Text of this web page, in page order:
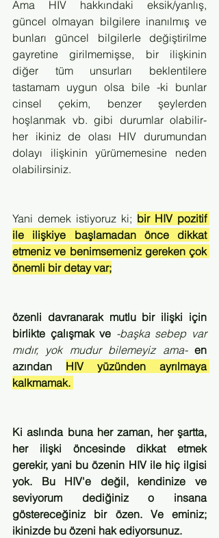
Ama HIV hakkındaki eksik/yanlış,
güncel olmayan bilgilere inanılmış ve
bunları güncel bilgilerle değiştirilme
gayretine girilmemişse, bir ilişkinin
diğer tüm unsurları beklentilere
tastamam uygun olsa bile -ki bunlar
cinsel çekim, benzer şeylerden
hoşlanmak vb. gibi durumlar olabilir-
her ikiniz de olası HIV durumundan
dolayı ilişkinin yürümemesine neden
olabilirsiniz.
Yani demek istiyoruz ki; bir HIV pozitif
ile ilişkiye başlamadan önce dikkat
etmeniz ve benimsemeniz gereken çok
önemli bir detay var;
özenli davranarak mutlu bir ilişki için
birlikte çalışmak ve -başka sebep var
mıdır, yok mudur bilemeyiz ama- en
azından HIV yüzünden ayrılmaya
kalkmamak.
Ki aslında buna her zaman, her şartta,
her ilişki öncesinde dikkat etmek
gerekir, yani bu özenin HIV ile hiç ilgisi
yok. Bu HIV'e değil, kendinize ve
seviyorum dediğiniz o insana
göstereceğiniz bir özen. Ve eminiz;
ikinizde bu özeni hak ediyorsunuz.